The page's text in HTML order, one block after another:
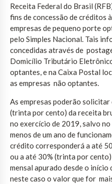
Receita Federal do Brasil
fins de concessão de créditos
empresas de pequeno porte
pelo Simples Nacional. Tais
concedidas através de
Domicílio Tributário
optantes, e na Caixa Postal
as empresas não optantes.
As empresas poderão
(trinta por cento) da receita
no exercício de 2019, salvo no
menos de um ano de
crédito corresponderá a até
ou a até 30% (trinta por
mensal apurado desde o início
neste caso o valor que for